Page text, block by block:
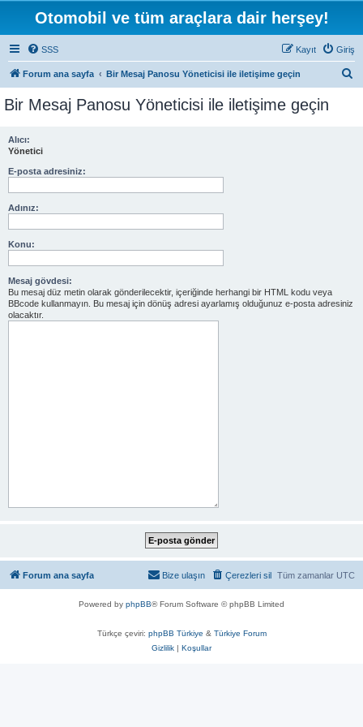
Otomobil ve tüm araçlara dair herşey!
SSS Giriş
Kayıt
Forum ana sayfa Bir Mesaj Panosu Yöneticisi ile iletişime geçin
Bir Mesaj Panosu Yöneticisi ile iletişime geçin
Alıcı:
Yönetici
E-posta adresiniz:
Adınız:
Konu:
Mesaj gövdesi:
Bu mesaj düz metin olarak gönderilecektir, içeriğinde herhangi bir HTML kodu veya
BBcode kullanmayın. Bu mesaj için dönüş adresi ayarlamış olduğunuz e-posta adresiniz
olacaktır.
Forum ana sayfa Tüm zamanlar UTC
Çerezleri sil
Bize ulaşın
Powered by phpBB® Forum Software © phpBB Limited
Türkçe çeviri: phpBB Türkiye & Türkiye Forum
Gizlilik | Koşullar